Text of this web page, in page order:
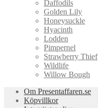
Daffodils
Golden Lily
Honeysuckle
Hyacinth
Lodden
Pimpernel
Strawberry Thief
Wildlife
Willow Bough
Om Presentaffaren.se
Köpvillkor